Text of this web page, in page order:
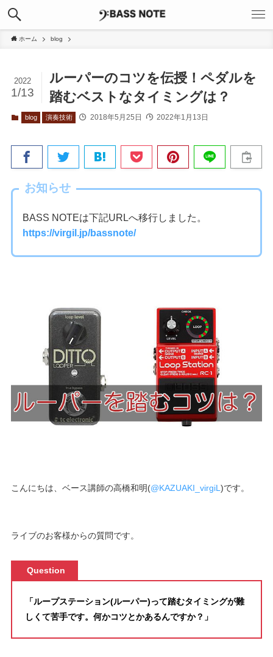
ホーム blog
ルーパーのコツを伝授！ペダルを
踏むベストなタイミングは？
2022
1/13
blog 演奏技術 2018年5月25日 2022年1月13日
お知らせ
BASS NOTEは下記URLへ移行しました。
https://virgil.jp/bassnote/
こんにちは、ベース講師の高橋和明(@KAZUAKI_virgiL )です。
ライブのお客様からの質問です。
Question
「ループステーション(ルーパー)って踏むタイミングが難
しくて苦手です。何かコツとかあるんですか？」